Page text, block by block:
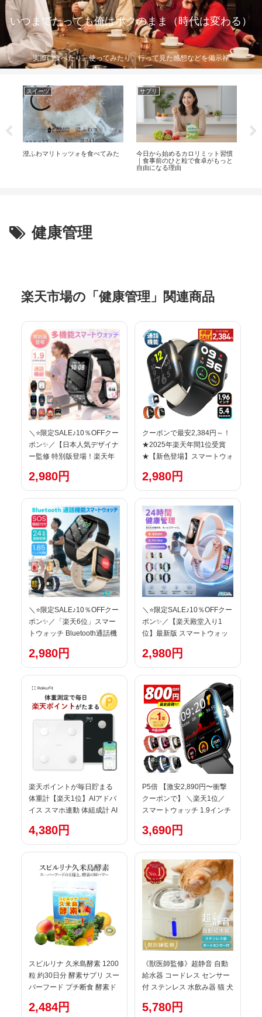
いつまでたっても俺はボクのまま（時代は変わる）
実際に食べたり、使ってみたり、行って見た感想などを備示禄
スイーツ
澄ふわマリトッツォを食べてみた
サプリ
今日から始めるカロリミット習慣
｜食事前のひと粒で食卓がもっと
自由になる理由
健康管理
楽天市場の「健康管理」関連商品
＼⭐限定SALE♪10％OFFクー
ポン✨／【日本人気デザイナ
ー監修 特別版登場！楽天年
ススマートウォッチ
QS16PRO 小さめ腕時計 通
インチ大画面 IP68防水 歩数
計 心拍数 着信通知 睡眠モー
ド 音楽製御 iPhone/Android
対応
2,980円
クーポンで最安2,384円～！
★2025年楽天年間1位受賞
★【新色登場】スマートウォ
大画面 Bluetooth5.4最新型
24時間健康管理 皮膚温変動
IP68防水 長時間待機 着信通
知 GPS運動記録 多機能 腕時
計
2,980円
＼⭐限定SALE♪10％OFFクー
ポン✨／「楽天6位」スマー
トウォッチ Bluetooth通話機
心拍数 1.85inch大画面 レデ
ィース メンズ用 腕時計 IP67
レット カロリー消費 活動量
計 着信通知 睡眠検測 天気予
報 iPhone/android対応
2,980円
＼⭐限定SALE♪10％OFFクー
ポン✨／【楽天殿堂入り1
位】最新版 スマートウォッ
トウォッチ c60生理周期管理
スマートブレスレット 24時
素 歩数計 心拍数 IP67防水
運動モード カロリー消費 睡
眠検測 アラーム 男女兼用
2,980円
楽天ポイントが毎日貯まる
体重計【楽天1位】AIアドバ
イス スマホ連動 体組成計 AI
体重計 薄型 シンプル
bluetooth 高性能 アプリ デジ
肪計 ダイエット 高精度 ※最
4,380円
P5倍 【激安2,890円〜衝撃
クーポンで】 ＼楽天1位／
スマートウォッチ 1.9インチ
数記録 スマートウォッチ
IP68防水 レディース メンズ
睡眠検測 iphone android お
しゃれ 母の日 プレゼント 送
料無料
3,690円
スピルリナ 久米島酵素 1200
粒 約30日分 酵素サプリ スー
パーフード プチ断食 酵素ド
足 偏食 Super Food, Natural
2,484円
《獣医師監修》超静音 自動
給水器 コードレス センサー
付 ステンレス 水飲み器 猫 犬
ー 1年保証 衛生的 洗いやす
5,780円